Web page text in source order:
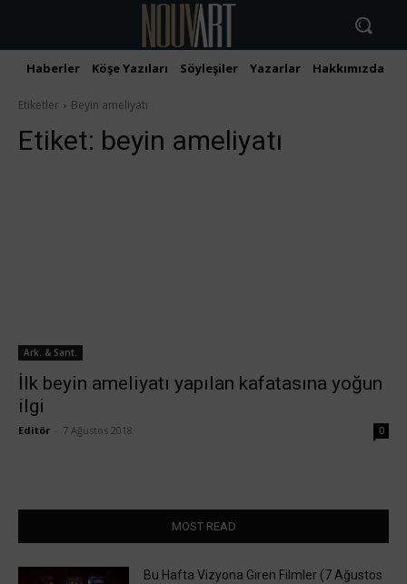
Haberler Köşe Yazıları Söyleşiler Yazarlar Hakkımızda
Etiketler Beyin ameliyatı
Etiket: beyin ameliyatı
Ark. & Sant.
İlk beyin ameliyatı yapılan kafatasına yoğun
ilgi
Editör 7 Ağustos 2018 0
MOST READ
Bu Hafta Vizyona Giren Filmler (7 Ağustos